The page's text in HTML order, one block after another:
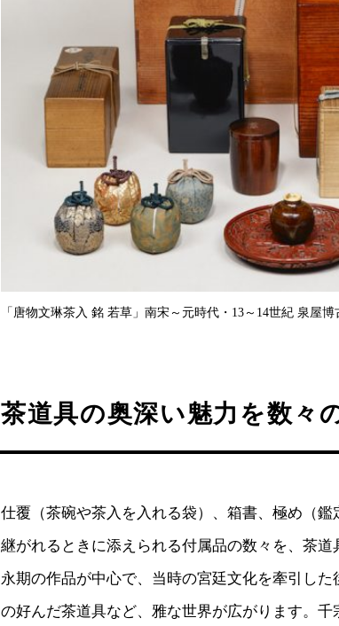
「唐物文琳茶入 銘 若草」南宋～元時代・13～14世紀 泉屋
茶道具の奥深い魅力を数々
仕覆（茶碗や茶入を入れる袋）、箱書、極め（
継がれるときに添えられる付属品の数々を、茶
永期の作品が中心で、当時の宮廷文化を牽引し
の好んだ茶道具など、雅な世界が広がります。